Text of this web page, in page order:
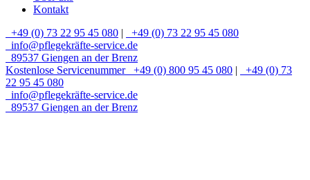
Kontakt
+49 (0) 73 22 95 45 080 |
+49 (0) 73 22 95 45 080
info@pflegekräfte-service.de
89537 Giengen an der Brenz
Kostenlose Servicenummer
+49 (0) 800 95 45 080 |
+49 (0) 73
22 95 45 080
info@pflegekräfte-service.de
89537 Giengen an der Brenz